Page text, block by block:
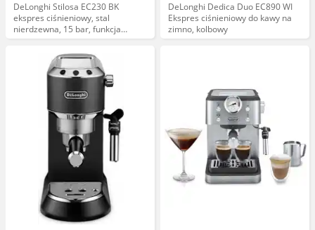
DeLonghi Stilosa EC230 BK
ekspres ciśnieniowy, stal
nierdzewna, 15 bar, funkcja
spieniania mleka
DeLonghi Dedica Duo EC890 WI
Ekspres ciśnieniowy do kawy na
zimno, kolbowy